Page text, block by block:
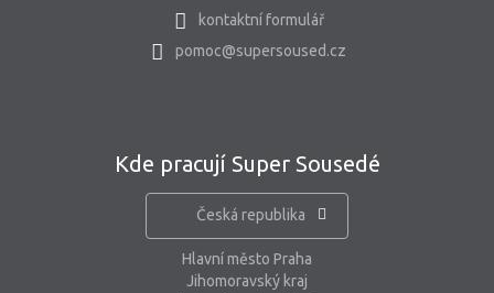
kontaktní formulář
pomoc@supersoused.cz
Kde pracují Super Sousedé
Česká republika
Hlavní město Praha
Jihomoravský kraj